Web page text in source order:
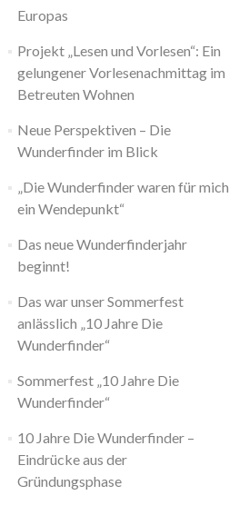
Europas
Projekt „Lesen und Vorlesen“: Ein
gelungener Vorlesenachmittag im
Betreuten Wohnen
Neue Perspektiven – Die
Wunderfinder im Blick
„Die Wunderfinder waren für mich
ein Wendepunkt“
Das neue Wunderfinderjahr
beginnt!
Das war unser Sommerfest
anlässlich „10 Jahre Die
Wunderfinder“
Sommerfest „10 Jahre Die
Wunderfinder“
10 Jahre Die Wunderfinder –
Eindrücke aus der
Gründungsphase